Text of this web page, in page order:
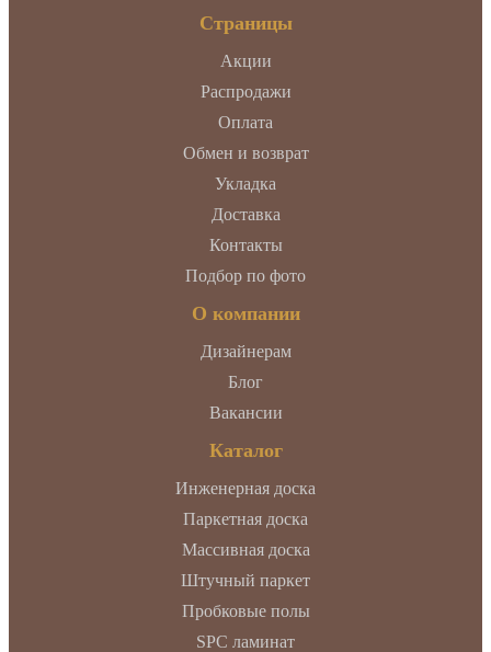
Страницы
Акции
Распродажи
Оплата
Обмен и возврат
Укладка
Доставка
Контакты
Подбор по фото
О компании
Дизайнерам
Блог
Вакансии
Каталог
Инженерная доска
Паркетная доска
Массивная доска
Штучный паркет
Пробковые полы
SPC ламинат